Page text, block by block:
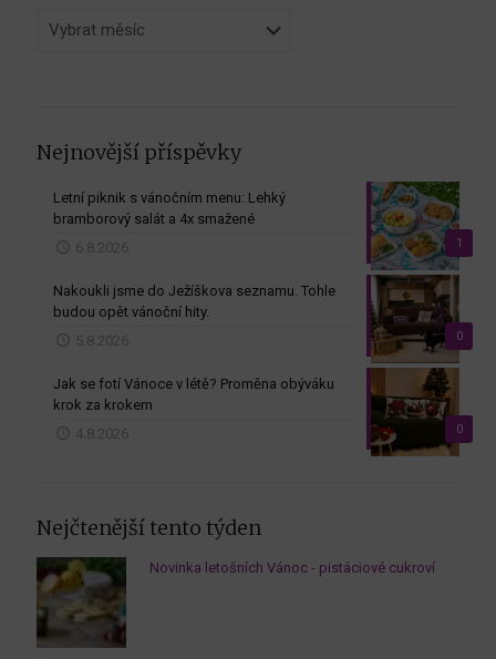
dle
Nejnovější příspěvky
1
Letní piknik s vánočním menu: Lehký
bramborový salát a 4x smažené
6.8.2026
0
Nakoukli jsme do Ježíškova seznamu. Tohle
budou opět vánoční hity.
5.8.2026
0
Jak se fotí Vánoce v létě? Proměna obýváku
krok za krokem
4.8.2026
Nejčtenější tento týden
Novinka letošních Vánoc - pistáciové cukroví